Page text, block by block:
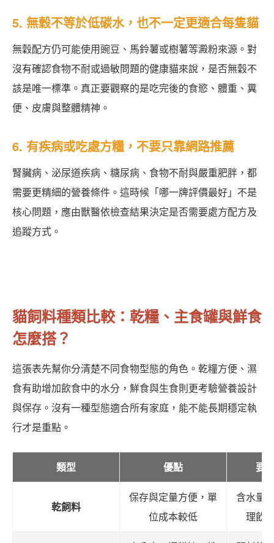
5. 無穀不等於低碳水，也不一定更適合每隻貓
無穀配方仍可能使用豌豆、馬鈴薯或樹薯等澱粉來源。對
沒有確認食物不耐或過敏問題的健康貓來說，是否無穀不
該是唯一標準。真正要觀察的是吃完後的食慾、體重、糞
便、皮膚與整體精神。
6. 有疾病或吃處方糧，不要只靠網路推薦
腎臟病、泌尿道疾病、糖尿病、食物不耐與嚴重肥胖，都
需要更精細的營養條件。這時候「哪一牌評價最好」不是
核心問題，應由獸醫依檢查結果決定是否需要處方配方及
追蹤方式。
貓飼料種類比較：乾糧、主食罐與鮮食
怎麼搭？
這張表先幫你分清楚不同食物型態的角色。乾糧方便、濕
食有助增加飲食中的水分，鮮食與生食則更考驗營養設計
與保存。沒有一種型態適合所有家庭，能不能長期穩定執
行才是重點。
類型 優點 要
乾飼料
保存與定量方便，單
位成本較低
含水量
理飲